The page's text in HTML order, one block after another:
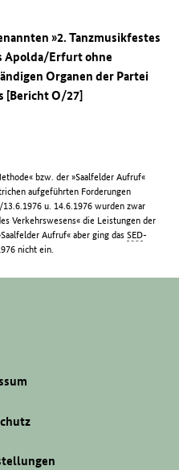
»2. Tanzmusikfestes
Apolda/Erfurt ohne
Organen der Partei
[Bericht O/27]
bzw. der »Saalfelder Aufruf«
aufgeführten Forderungen
u. 14.6.1976 wurden zwar
Verkehrswesens« die Leistungen der
Aufruf« aber ging dasSED-
nicht ein.